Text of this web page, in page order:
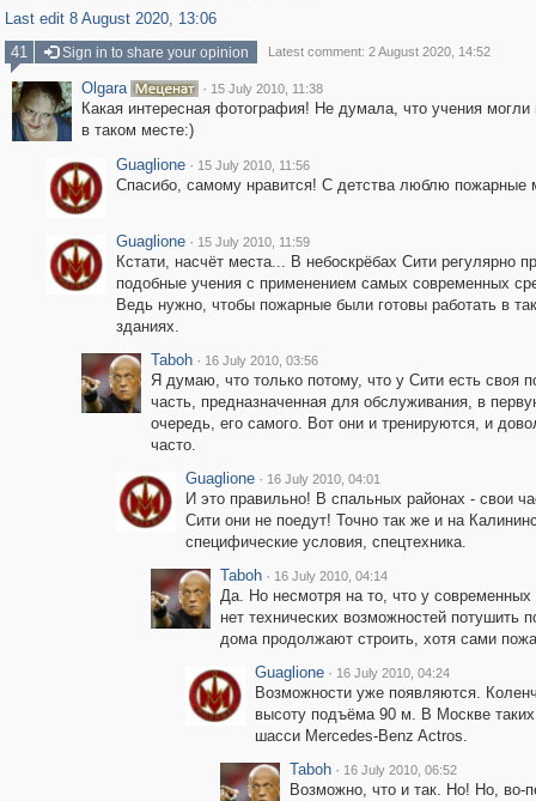
Last edit 8 August 2020, 13:06
41
Sign in to share your opinion Latest comment: 2 August 2020, 14:52
Olgara · 15 July 2010, 11:38
Какая интересная фотография! Не думала, что учения могли
в таком месте:)
Guaglione · 15 July 2010, 11:56
Спасибо, самому нравится! С детства люблю пожарные
Guaglione · 15 July 2010, 11:59
Кстати, насчёт места... В небоскрёбах Сити регулярно
подобные учения с применением самых современных
Ведь нужно, чтобы пожарные были готовы работать в
зданиях.
Taboh · 16 July 2010, 03:56
Я думаю, что только потому, что у Сити есть своя
часть, предназначенная для обслуживания, в
очередь, его самого. Вот они и тренируются, и
часто.
Guaglione · 16 July 2010, 04:01
И это правильно! В спальных районах - свои
Сити они не поедут! Точно так же и на
специфические условия, спецтехника.
Taboh · 16 July 2010, 04:14
Да. Но несмотря на то, что у
нет технических возможностей
дома продолжают строить, хотя сами
Guaglione · 16 July 2010, 04:24
Возможности уже появляются.
высоту подъёма 90 м. В Москве
шасси Mercedes-Benz Actros.
Taboh · 16 July 2010, 06:52
Возможно, что и так. Но! Но, во-